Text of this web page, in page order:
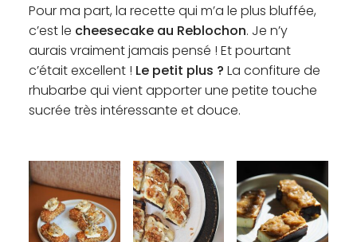
Pour ma part, la recette qui m’a le plus bluffée,
c’est le cheesecake au Reblochon. Je n’y
aurais vraiment jamais pensé ! Et pourtant
c’était excellent ! Le petit plus ? La confiture de
rhubarbe qui vient apporter une petite touche
sucrée très intéressante et douce.